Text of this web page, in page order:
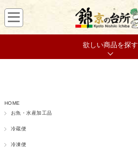
欲しい商品を探す
HOME
お魚・水産加工品
冷蔵便
冷凍便